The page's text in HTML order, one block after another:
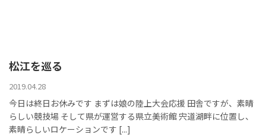
松江を巡る
2019.04.28
今日は終日お休みです まずは娘の陸上大会応援 田舎ですが、素晴
らしい競技場 そして県が運営する県立美術館 宍道湖畔に位置し、
素晴らしいロケーションです [...]